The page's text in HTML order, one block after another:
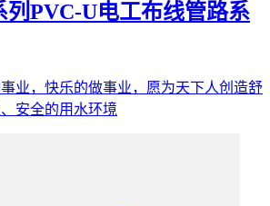
列PVC-U电工布线管路系
业，快乐的做事业，愿为天下人创造舒
安全的用水环境